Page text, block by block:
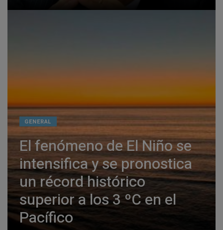
GENERAL
El fenómeno de El Niño se
intensifica y se pronostica
un récord histórico
superior a los 3 ºC en el
Pacífico